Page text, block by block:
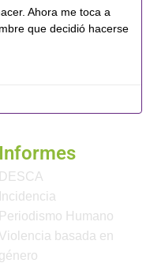
Ahora me toca a
que decidió hacerse
Informes
DESCA
Incidencia
Periodismo Humano
Violencia basada en
género